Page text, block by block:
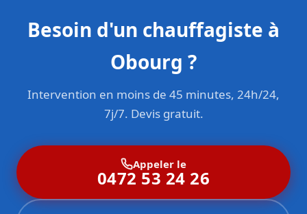
Besoin d'un chauffagiste à
Obourg ?
Intervention en moins de 45 minutes, 24h/24,
7j/7. Devis gratuit.
Appeler le
0472 53 24 26